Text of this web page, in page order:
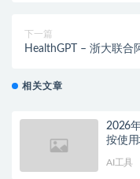
下一篇
HealthGPT – 浙大联合
相关文章
2026
按使
AI工具